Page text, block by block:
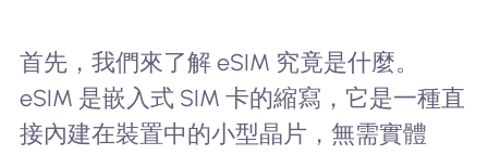
首先，我們來了解 eSIM 究竟是什麼。
eSIM 是嵌入式 SIM 卡的縮寫，它是一種直
接內建在裝置中的小型晶片，無需實體